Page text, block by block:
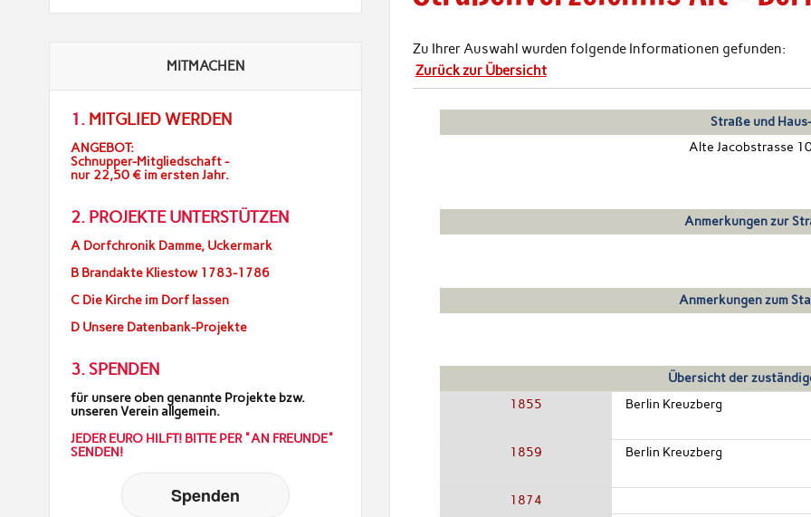
Zu Ihrer Auswahl wurden folgende Informationen gefunden:
Zurück zur Übersicht
Straße und
Alte Jacobstrasse
Anmerkungen zur
Anmerkungen zum
Übersicht der
1855
Berlin Kreuzberg
1859
Berlin Kreuzberg
1874
MITMACHEN
1. MITGLIED WERDEN
ANGEBOT:
Schnupper-Mitgliedschaft -
nur 22,50 € im ersten Jahr.
2. PROJEKTE UNTERSTÜTZEN
A Dorfchronik Damme, Uckermark
B Brandakte Kliestow 1783-1786
C Die Kirche im Dorf lassen
D Unsere Datenbank-Projekte
3. SPENDEN
für unsere oben genannte Projekte bzw.
unseren Verein allgemein.
JEDER EURO HILFT! BITTE PER "AN FREUNDE"
SENDEN!